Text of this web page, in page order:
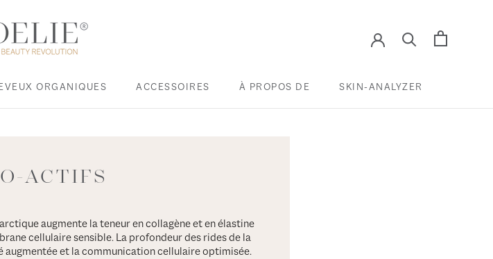
ORGANIQUES
ACCESSOIRES
À PROPOS DE
SKIN-ANALYZER
ACTIFS
augmente la teneur en collagène et en élastine
cellulaire sensible. La profondeur des rides de la
augmentée et la communication cellulaire optimisée.